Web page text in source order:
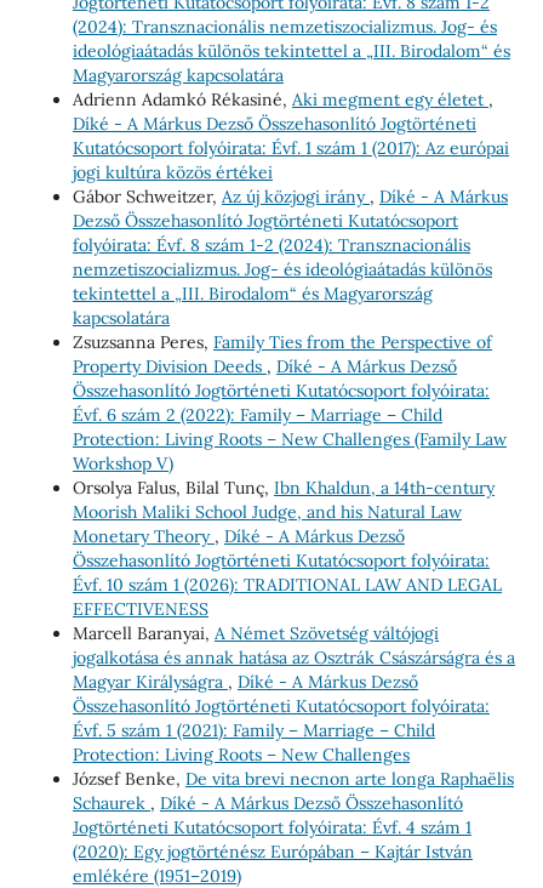
(2024): Transznacionális nemzetiszocializmus. Jog- és
ideológiaátadás különös tekintettel a „III. Birodalom“ és
Magyarország kapcsolatára
Adrienn Adamkó Rékasiné, Aki megment egy életet ,
Díké - A Márkus Dezső Összehasonlító Jogtörténeti
Kutatócsoport folyóirata: Évf. 1 szám 1 (2017): Az európai
jogi kultúra közös értékei
Gábor Schweitzer, Az új közjogi irány , Díké - A Márkus
Dezső Összehasonlító Jogtörténeti Kutatócsoport
folyóirata: Évf. 8 szám 1-2 (2024): Transznacionális
nemzetiszocializmus. Jog- és ideológiaátadás különös
tekintettel a „III. Birodalom“ és Magyarország
kapcsolatára
Zsuzsanna Peres, Family Ties from the Perspective of
Property Division Deeds , Díké - A Márkus Dezső
Összehasonlító Jogtörténeti Kutatócsoport folyóirata:
Évf. 6 szám 2 (2022): Family – Marriage – Child
Protection: Living Roots – New Challenges (Family Law
Workshop V)
Orsolya Falus, Bilal Tunç, Ibn Khaldun, a 14th-century
Moorish Maliki School Judge, and his Natural Law
Monetary Theory , Díké - A Márkus Dezső
Összehasonlító Jogtörténeti Kutatócsoport folyóirata:
Évf. 10 szám 1 (2026): TRADITIONAL LAW AND LEGAL
EFFECTIVENESS
Marcell Baranyai, A Német Szövetség váltójogi
jogalkotása és annak hatása az Osztrák Császárságra és a
Magyar Királyságra , Díké - A Márkus Dezső
Összehasonlító Jogtörténeti Kutatócsoport folyóirata:
Évf. 5 szám 1 (2021): Family – Marriage – Child
Protection: Living Roots – New Challenges
József Benke, De vita brevi necnon arte longa Raphaëlis
Schaurek , Díké - A Márkus Dezső Összehasonlító
Jogtörténeti Kutatócsoport folyóirata: Évf. 4 szám 1
(2020): Egy jogtörténész Európában – Kajtár István
emlékére (1951–2019)